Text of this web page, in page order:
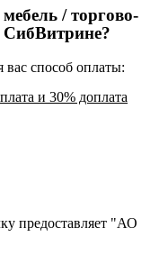
/ торгово-
СибВитрине?
способ оплаты:
и 30% доплата
предоставляет "АО